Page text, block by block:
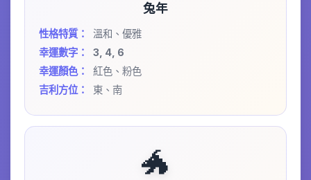
兔年
性格特質：
溫和、優雅
幸運數字：
3, 4, 6
幸運顏色：
紅色、粉色
吉利方位：
東、南
🐲